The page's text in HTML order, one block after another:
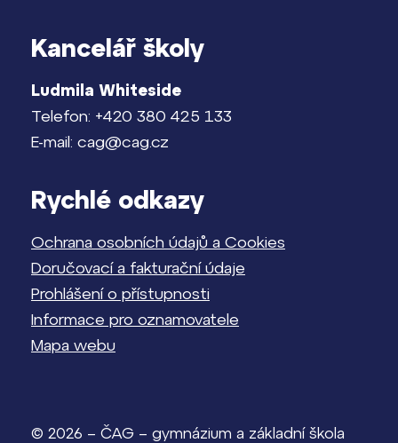
Kancelář školy
Ludmila Whiteside
Telefon: +420 380 425 133
E-mail: cag@cag.cz
Rychlé odkazy
Ochrana osobních údajů a Cookies
Doručovací a fakturační údaje
Prohlášení o přístupnosti
Informace pro oznamovatele
Mapa webu
© 2026 – ČAG – gymnázium a základní škola